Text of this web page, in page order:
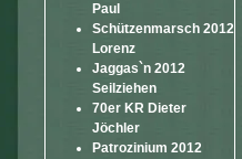
Paul
Schützenmarsch 2012
Lorenz
Jaggas`n 2012
Seilziehen
70er KR Dieter
Jöchler
Patrozinium 2012